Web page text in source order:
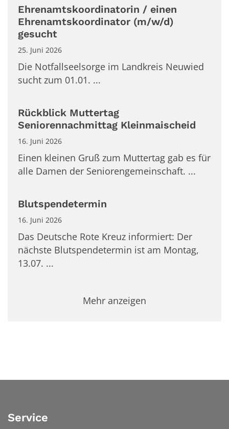
Ehrenamtskoordinatorin / einen
Ehrenamtskoordinator (m/w/d)
gesucht
25. Juni 2026
Die Notfallseelsorge im Landkreis Neuwied
sucht zum 01.01. ...
Rückblick Muttertag
Seniorennachmittag Kleinmaischeid
16. Juni 2026
Einen kleinen Gruß zum Muttertag gab es für
alle Damen der Seniorengemeinschaft. ...
Blutspendetermin
16. Juni 2026
Das Deutsche Rote Kreuz informiert: Der
nächste Blutspendetermin ist am Montag,
13.07. ...
Mehr anzeigen
Service